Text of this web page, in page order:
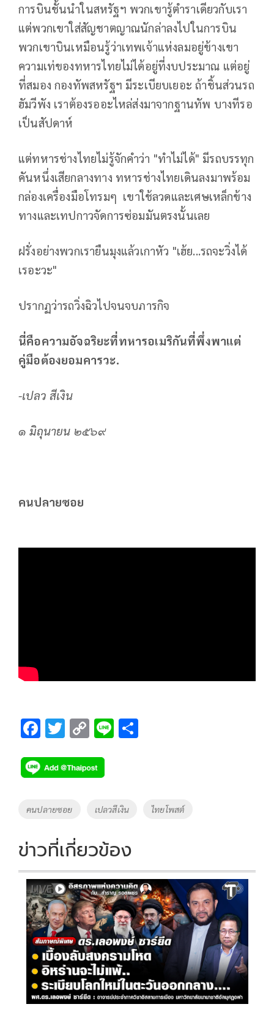
การบินชั้นนำในสหรัฐฯ พวกเขารู้ตำราเดียวกับเรา
แต่พวกเขาใส่สัญชาตญาณนักล่าลงไปในการบิน
พวกเขาบินเหมือนรู้ว่าเทพเจ้าแห่งลมอยู่ข้างเขา
ความเท่ของทหารไทยไม่ได้อยู่ที่งบประมาณ แต่อยู่
ที่สมอง กองทัพสหรัฐฯ มีระเบียบเยอะ ถ้าชิ้นส่วนรถ
ฮัมวีพัง เราต้องรออะไหล่ส่งมาจากฐานทัพ บางทีรอ
เป็นสัปดาห์
แต่ทหารช่างไทยไม่รู้จักคำว่า "ทำไม่ได้" มีรถบรรทุก
คันหนึ่งเสียกลางทาง ทหารช่างไทยเดินลงมาพร้อม
กล่องเครื่องมือโทรมๆ เขาใช้ลวดและเศษเหล็กข้าง
ทางและเทปกาวจัดการซ่อมมันตรงนั้นเลย
ฝรั่งอย่างพวกเรายืนมุงแล้วเกาหัว "เฮ้ย...รถจะวิ่งได้
เรอะวะ"
ปรากฏว่ารถวิ่งฉิวไปจนจบภารกิจ
นี่คือความอัจฉริยะที่ทหารอเมริกันที่พึ่งพาแต่
คู่มือต้องยอมคารวะ.
-เปลว สีเงิน
๑ มิถุนายน ๒๕๖๙
คนปลายซอย
F
e
b
o
k
T
tt
er
C
p
y
Li
k
Li
Tags
คนปลายซอย เปลวสีเงิน ไทยโพสต์
ข่าวที่เกี่ยวข้อง